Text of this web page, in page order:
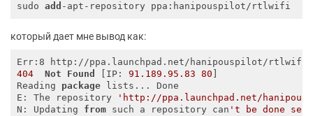
sudo add
который дает мне вывод как:
Err:8 http://ppa.launchpad.net/hanipouspilot/
404
Not Found [IP: 91.189 .95 .83 80
Reading package lists... Done
E: The repository
'http://ppa.launchpad.net/
N: Updating from such a repository can 't be done